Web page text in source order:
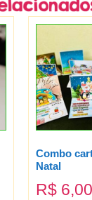
Combo
Natal
R$ 6,00